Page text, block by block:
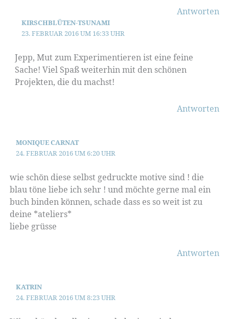
Antworten
KIRSCHBLÜTEN-TSUNAMI
23. FEBRUAR 2016 UM 16:33 UHR
Jepp, Mut zum Experimentieren ist eine feine
Sache! Viel Spaß weiterhin mit den schönen
Projekten, die du machst!
Antworten
MONIQUE CARNAT
24. FEBRUAR 2016 UM 6:20 UHR
wie schön diese selbst gedruckte motive sind ! die
blau töne liebe ich sehr ! und möchte gerne mal ein
buch binden können, schade dass es so weit ist zu
deine *ateliers*
liebe grüsse
Antworten
KATRIN
24. FEBRUAR 2016 UM 8:23 UHR